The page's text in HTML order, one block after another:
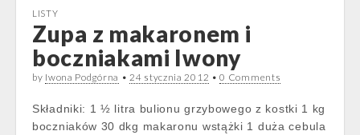
LISTY
Zupa z makaronem i
boczniakami Iwony
by Iwona Podgórna •24 stycznia 2012 •0 Comments
Składniki: 1 ½ litra bulionu grzybowego z kostki 1 kg
boczniaków 30 dkg makaronu wstążki 1 duża cebula